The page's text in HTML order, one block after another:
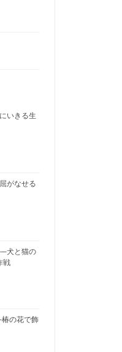
いきる生
がなせる
犬と猫の
戦
椿の花で飾